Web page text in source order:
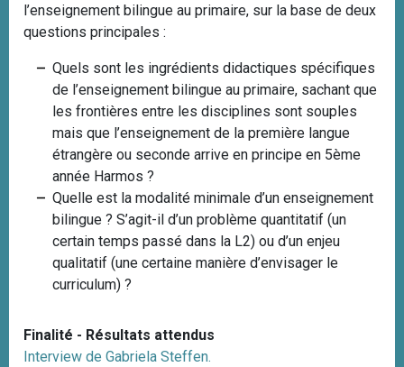
l’enseignement bilingue au primaire, sur la base de deux
questions principales :
Quels sont les ingrédients didactiques spécifiques
de l’enseignement bilingue au primaire, sachant que
les frontières entre les disciplines sont souples
mais que l’enseignement de la première langue
étrangère ou seconde arrive en principe en 5ème
année Harmos ?
Quelle est la modalité minimale d’un enseignement
bilingue ? S’agit-il d’un problème quantitatif (un
certain temps passé dans la L2) ou d’un enjeu
qualitatif (une certaine manière d’envisager le
curriculum) ?
Finalité - Résultats attendus
Interview de Gabriela Steffen.